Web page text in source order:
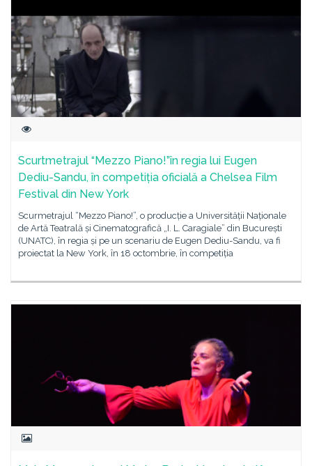
Scurtmetrajul “Mezzo Piano!”în regia lui Eugen
Dediu-Sandu, în competiția oficială a Chelsea Film
Festival din New York
Scurmetrajul “Mezzo Piano!”, o producție a Universității Naționale
de Artă Teatrală și Cinematografică „I. L. Caragiale” din București
(UNATC), în regia și pe un scenariu de Eugen Dediu-Sandu, va fi
proiectat la New York, în 18 octombrie, în competiția